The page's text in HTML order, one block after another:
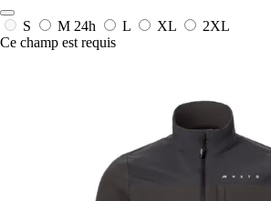
S M 24h L XL
2XL
Ce champ est requis